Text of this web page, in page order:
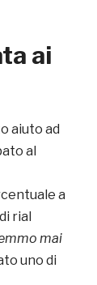
ai
aiuto ad
al
a
rial
mai
uno di